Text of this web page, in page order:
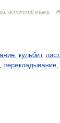
испанский языки . -
кульбит,
перекладывание